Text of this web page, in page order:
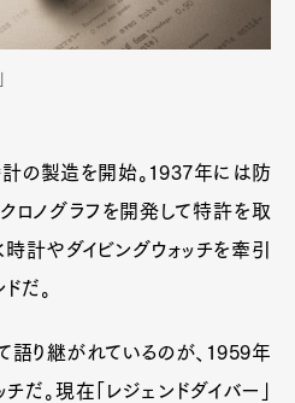
の製造を開始。1937年には防
ロノグラフを開発して特許を取
計やダイビングウォッチを牽引
だ。
語り継がれているのが、1959年
だ。現在「レジェンドダイバー」